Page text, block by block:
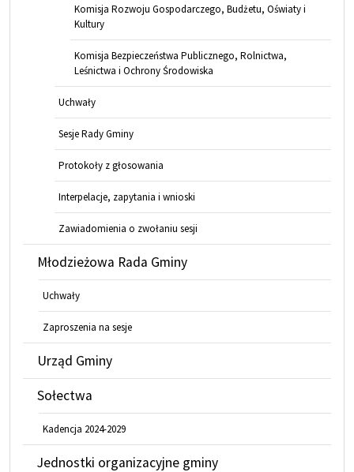
Komisja Rozwoju Gospodarczego, Budżetu, Oświaty i
Kultury
Komisja Bezpieczeństwa Publicznego, Rolnictwa,
Leśnictwa i Ochrony Środowiska
Uchwały
Sesje Rady Gminy
Protokoły z głosowania
Interpelacje, zapytania i wnioski
Zawiadomienia o zwołaniu sesji
Młodzieżowa Rada Gminy
Uchwały
Zaproszenia na sesje
Urząd Gminy
Sołectwa
Kadencja 2024-2029
Jednostki organizacyjne gminy